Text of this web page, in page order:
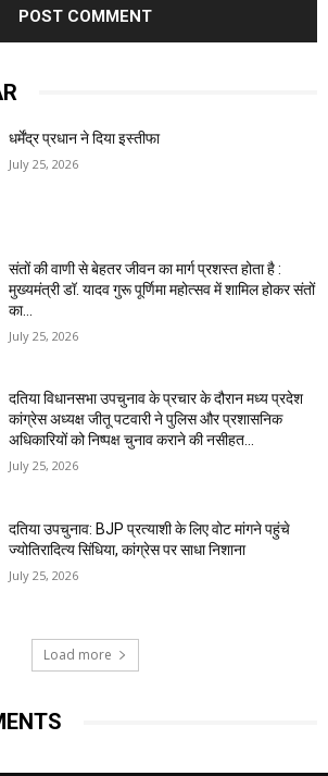
धर्मेंद्र प्रधान ने दिया इस्तीफा
July 25, 2026
संतों की वाणी से बेहतर जीवन का मार्ग प्रशस्त होता है :
मुख्यमंत्री डॉ. यादव गुरू पूर्णिमा महोत्सव में शामिल होकर संतों
का...
July 25, 2026
दतिया विधानसभा उपचुनाव के प्रचार के दौरान मध्य प्रदेश
कांग्रेस अध्यक्ष जीतू पटवारी ने पुलिस और प्रशासनिक
अधिकारियों को निष्पक्ष चुनाव कराने की नसीहत...
July 25, 2026
दतिया उपचुनाव: BJP प्रत्याशी के लिए वोट मांगने पहुंचे
ज्योतिरादित्य सिंधिया, कांग्रेस पर साधा निशाना
July 25, 2026
Load more